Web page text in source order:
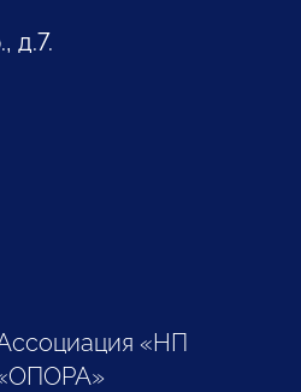
д.7.
«НП